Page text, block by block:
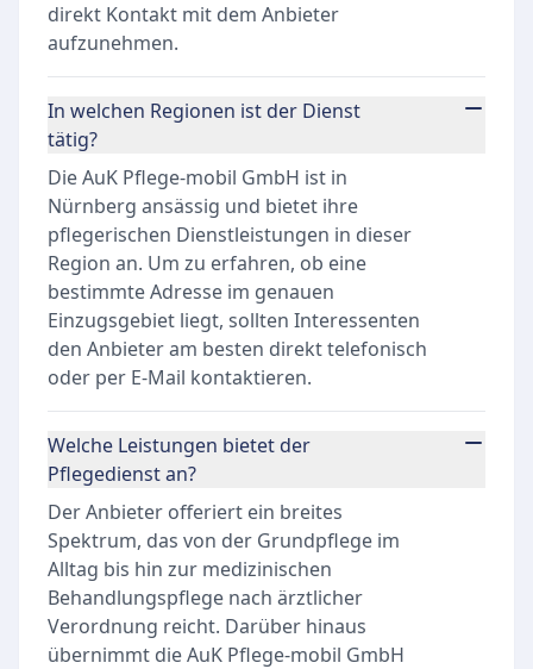
direkt Kontakt mit dem Anbieter
aufzunehmen.
In welchen Regionen ist der Dienst
tätig?
Die AuK Pflege-mobil GmbH ist in
Nürnberg ansässig und bietet ihre
pflegerischen Dienstleistungen in dieser
Region an. Um zu erfahren, ob eine
bestimmte Adresse im genauen
Einzugsgebiet liegt, sollten Interessenten
den Anbieter am besten direkt telefonisch
oder per E-Mail kontaktieren.
Welche Leistungen bietet der
Pflegedienst an?
Der Anbieter offeriert ein breites
Spektrum, das von der Grundpflege im
Alltag bis hin zur medizinischen
Behandlungspflege nach ärztlicher
Verordnung reicht. Darüber hinaus
übernimmt die AuK Pflege-mobil GmbH